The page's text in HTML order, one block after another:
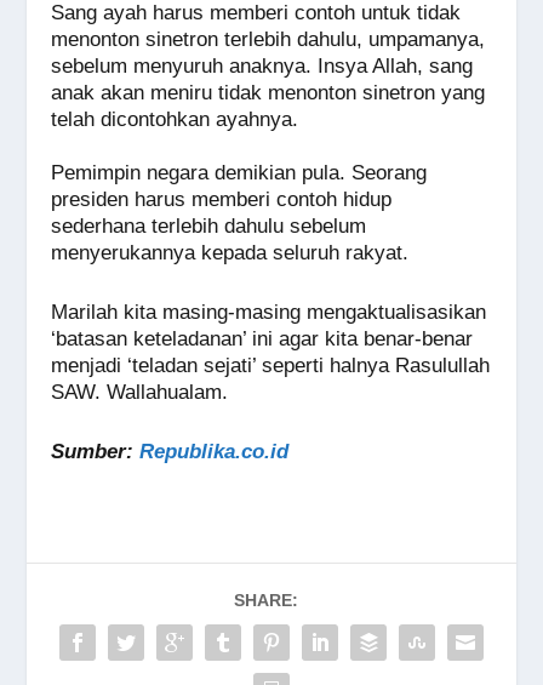
Sang ayah harus memberi contoh untuk tidak
menonton sinetron terlebih dahulu, umpamanya,
sebelum menyuruh anaknya. Insya Allah, sang
anak akan meniru tidak menonton sinetron yang
telah dicontohkan ayahnya.
Pemimpin negara demikian pula. Seorang
presiden harus memberi contoh hidup
sederhana terlebih dahulu sebelum
menyerukannya kepada seluruh rakyat.
Marilah kita masing-masing mengaktualisasikan
‘batasan keteladanan’ ini agar kita benar-benar
menjadi ‘teladan sejati’ seperti halnya Rasulullah
SAW. Wallahualam.
Sumber:Republika.co.id
SHARE: